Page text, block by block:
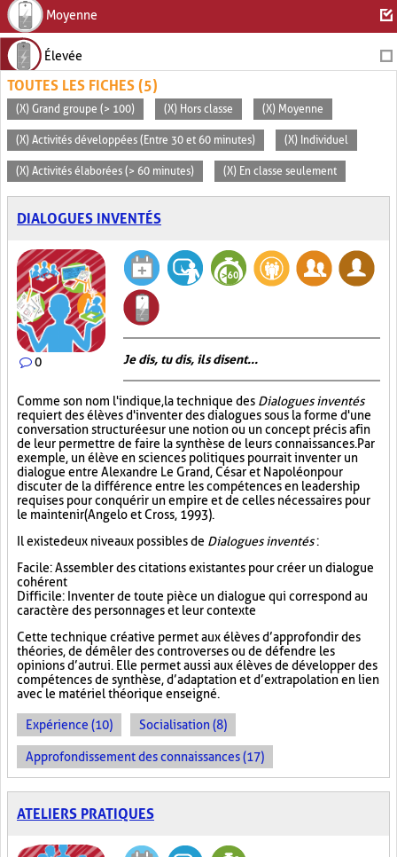
Moyenne
Élevée
TOUTES LES FICHES (5)
(X) Grand groupe (> 100) (X) Hors classe (X) Moyenne
(X) Activités développées (Entre 30 et 60 minutes) (X) Individuel
(X) Activités élaborées (> 60 minutes) (X) En classe seulement
DIALOGUES INVENTÉS
0 Je dis, tu dis, ils disent...
Comme son nom l'indique, la technique des Dialogues inventés
requiert des élèves d'inventer des dialogues sous la forme d'une
conversation structurée sur une notion ou un concept précis afin
de leur permettre de faire la synthèse de leurs connaissances. Par
exemple, un élève en sciences politiques pourrait inventer un
dialogue entre Alexandre Le Grand, César et Napoléon pour
discuter de la différence entre les compétences en leadership
requises pour conquérir un empire et de celles nécessaires pour
le maintenir (Angelo et Cross, 1993).
Il existe deux niveaux possibles de Dialogues inventés:
Facile : Assembler des citations existantes pour créer un dialogue
cohérent
Difficile : Inventer de toute pièce un dialogue qui correspond au
caractère des personnages et leur contexte
Cette technique créative permet aux élèves d’approfondir des
théories, de démêler des controverses ou de défendre les
opinions d’autrui. Elle permet aussi aux élèves de développer des
compétences de synthèse, d’adaptation et d’extrapolation en lien
avec le matériel théorique enseigné.
Expérience (10) Socialisation (8)
Approfondissement des connaissances (17)
ATELIERS PRATIQUES